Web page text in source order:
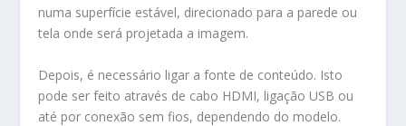
numa superfície estável, direcionado para a parede ou
tela onde será projetada a imagem.
Depois, é necessário ligar a fonte de conteúdo. Isto
pode ser feito através de cabo HDMI, ligação USB ou
até por conexão sem fios, dependendo do modelo.